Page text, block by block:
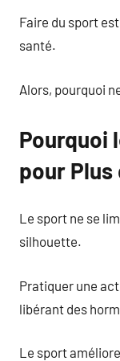
Faire du sport
santé.
Alors, pourquoi
Pourquoi
pour Plus
Le sport ne se
silhouette.
Pratiquer une
libérant des
Le sport